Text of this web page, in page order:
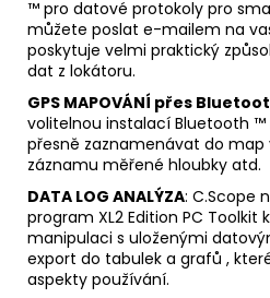
™ pro datové protokoly pro
můžete poslat e-mailem na
poskytuje velmi praktický
dat z lokátoru.
GPS MAPOVÁNÍ přes
volitelnou instalací Bluetooth
přesně zaznamenávat do map
záznamu měřené hloubky atd.
DATA LOG ANALÝZA: C.Scope
program XL2 Edition PC Toolkit
manipulaci s uloženými
export do tabulek a grafů ,
aspekty používání.